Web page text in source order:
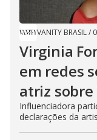
VANITY BRASIL/
Virginia
em redes
atriz sobre
Influenciadora
declarações da